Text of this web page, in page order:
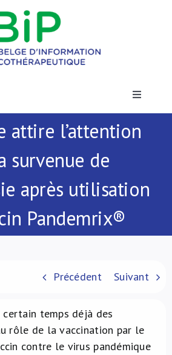
Toggle
attire l’attention
survenue de
après utilisation
Pandemrix®
Précédent Suivant
temps déjà des
rôle de la vaccination par le
contre le virus pandémique